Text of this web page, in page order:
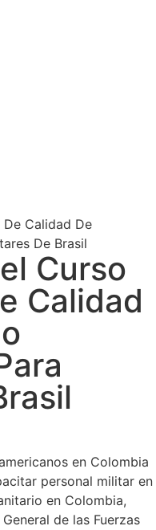
Calidad De
De Brasil
Curso
Calidad
en Colombia
personal militar en
en Colombia,
de las Fuerzas